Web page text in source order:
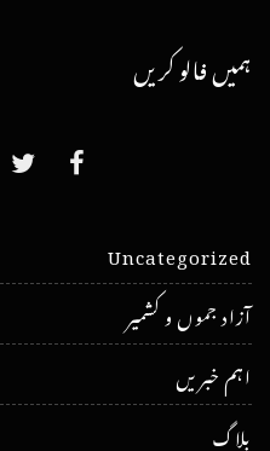
ہمیں فالو کریں
Uncategorized
آزاد جموں و کشمیر
اہم خبریں
بلاگ